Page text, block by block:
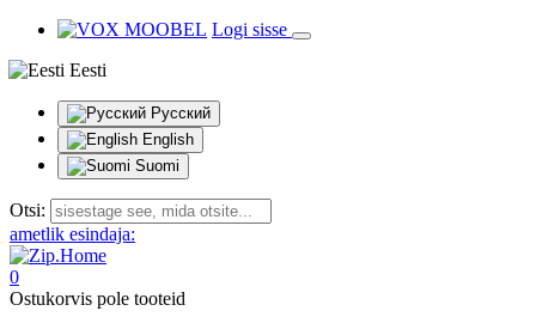
Logi sisse
Eesti
Русский
English
Suomi
Otsi:
ametlik esindaja:
0
Ostukorvis pole tooteid